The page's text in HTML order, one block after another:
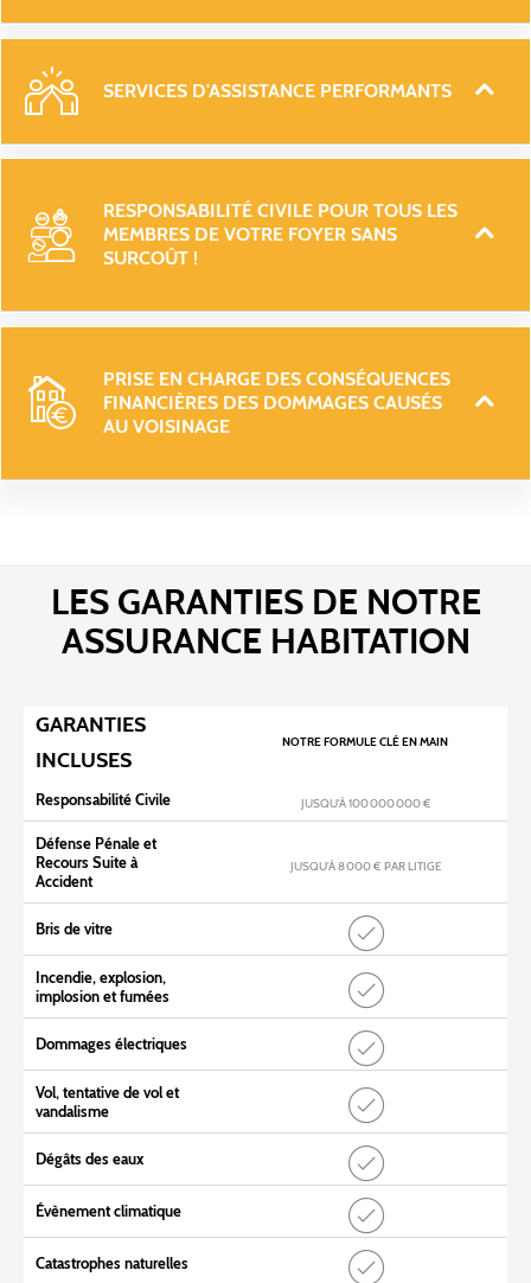
RESPONSABILITÉ CIVILE POUR TOUS LES
MEMBRES DE VOTRE FOYER SANS
PRISE EN CHARGE DES CONSÉQUENCES
FINANCIÈRES DES DOMMAGES CAUSÉS
AU VOISINAGE
LES GARANTIES DE NOTRE
ASSURANCE HABITATION
GARANTIES
INCLUSES
NOTRE FORMULE CLÉ EN MAIN
Responsabilité Civile JUSQU’À 100 000 000 €
Défense Pénale et
Recours Suite à
Accident
JUSQU’À 8 000 € PAR LITIGE
Bris de vitre
Incendie, explosion,
implosion et fumées
Dommages électriques
Vol, tentative de vol et
vandalisme
Dégâts des eaux
Évènement climatique
Catastrophes naturelles